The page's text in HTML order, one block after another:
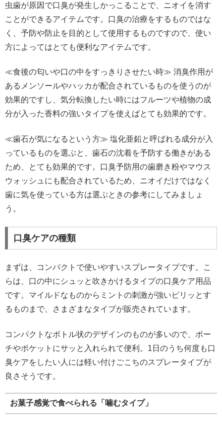
虫歯が原因で口臭が発生しかっこることで、ニオイを消す
ことができるアイテムです。口臭の治療をするものではな
く、予防や防止を目的として使用するものですので、使い
方によってはとても便利なアイテムです。
≪食後の匂いや口の中をすっきりさせたい時≫ 消臭作用が
あるメンソールやハッカが配合されているものを使うのが
効果的ですし、気分転換したい時にはフルーツや植物の成
分が入った香料の強いタイプを使えばとても効果的です。
≪歯石が気になるという方≫ 塩化亜鉛と呼ばれる成分が入
っているものを選ぶと、歯石の沈着を予防する働きがある
ため、とても効果的です。口臭予防用の歯磨き粉やマウス
ウォッシュにも配合されているため、ニオイだけではなく
歯に気を使っている方は選ぶときの参考にしてみましょ
う。
口臭ケアの種類
まずは、コンパクトで使いやすいスプレータイプです。こ
らは、口の中にシュッと吹きかけるタイプの口臭ケア用品
です。マイルドなものからミントの刺激が強いピリッとす
るものまで、さまざまなタイプが販売されています。
コンパクトなボトル状のデザインのものが多いので、ポー
チやポケットにサッと入れられて便利。1日のうち何度も口
臭ケアをしたい人には軽い付けごこちのスプレータイプが
良さそうです。
お菓子感覚で食べられる「噛むタイプ」